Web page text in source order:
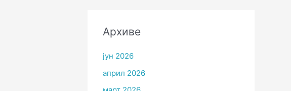
Архиве
јун 2026
април 2026